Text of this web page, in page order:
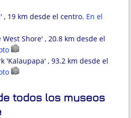
19 km desde el centro. En el
Shore' , 20.8 km desde el
, 93.2 km desde el
todos los museos